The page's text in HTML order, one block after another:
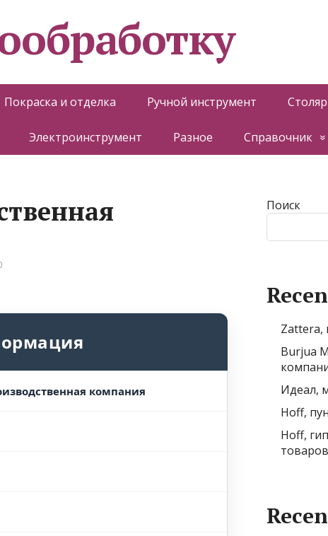
Покраска и отделка Ручной инструмент
Электроинструмент Разное Справочник
компания
Поиск
Zattera,
Burjua
Идеал,
Hoff,
Hoff,